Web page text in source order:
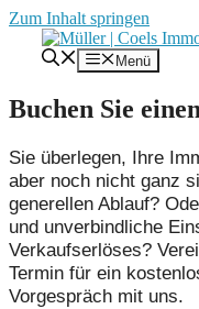
Zum Inhalt springen
Menü
Buchen Sie
Sie überlegen, Ihre
aber noch nicht ganz
generellen Ablauf?
und unverbindliche
Verkaufserlöses?
Termin für ein
Vorgespräch mit uns.